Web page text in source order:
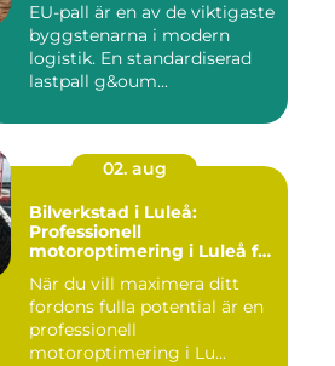
EU-pall är en av de viktigaste
byggstenarna i modern
logistik. En standardiserad
lastpall g&oum...
02. aug
Bilverkstad i Luleå:
Professionell
motoroptimering i Luleå för
När du vill maximera ditt
fordons fulla potential är en
professionell
motoroptimering i Lu...